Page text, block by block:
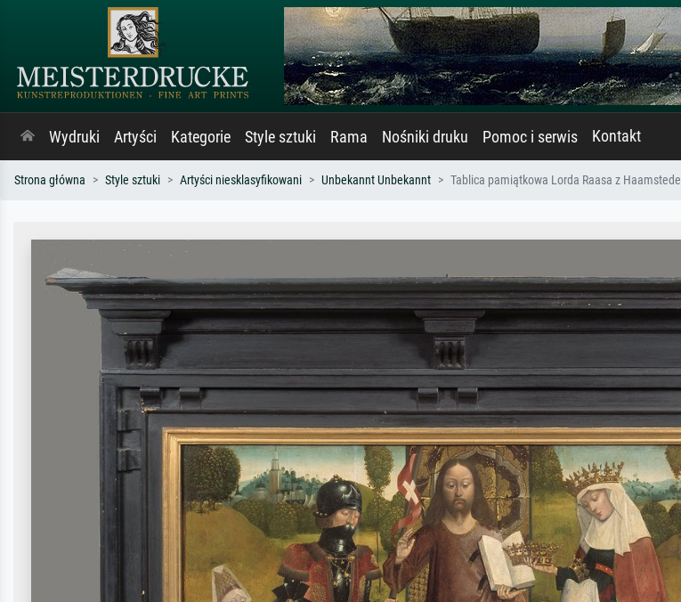
Wydruki Artyści Kategorie Style sztuki Rama Nośniki druku Pomoc i serwis Kontakt
Strona główna Style sztuki Artyści niesklasyfikowani Unbekannt Unbekannt Tablica pamiątkowa Lorda Raasa z Haamstede